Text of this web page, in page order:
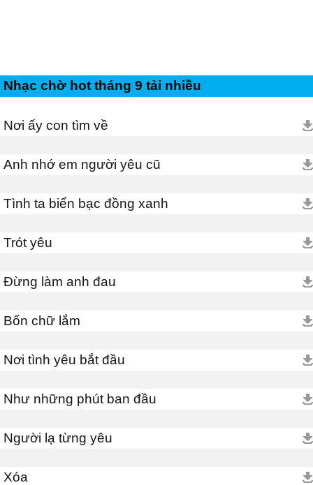
Nhạc chờ hot tháng 9 tải nhiều
Nơi ấy con tìm về
Anh nhớ em người yêu cũ
Tình ta biển bạc đồng xanh
Trót yêu
Đừng làm anh đau
Bốn chữ lắm
Nơi tình yêu bắt đầu
Như những phút ban đầu
Người lạ từng yêu
Xóa